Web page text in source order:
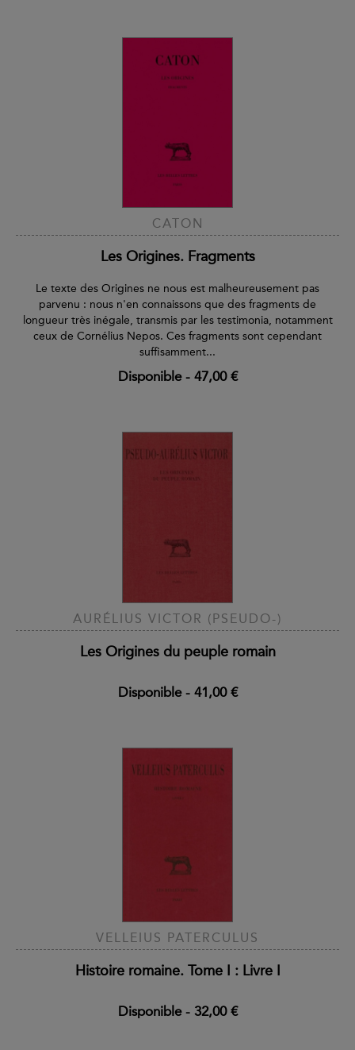
CATON
Les Origines. Fragments
Le texte des Origines ne nous est malheureusement pas
parvenu : nous n'en connaissons que des fragments de
longueur très inégale, transmis par les testimonia, notamment
ceux de Cornélius Nepos. Ces fragments sont cependant
suffisamment...
Disponible- 47,00 €
AURÉLIUS VICTOR (PSEUDO-)
Les Origines du peuple romain
Disponible- 41,00 €
VELLEIUS PATERCULUS
Histoire romaine. Tome I : Livre I
Disponible- 32,00 €